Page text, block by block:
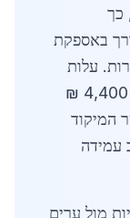
כך
באספקת
עלות
פרופילי פלדה גבעת שמואל נעה סביב 4,400 ₪
המיקוד
עמידה
מול ערים